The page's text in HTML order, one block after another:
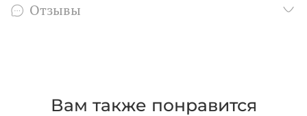
Отзывы
Вам также понравится